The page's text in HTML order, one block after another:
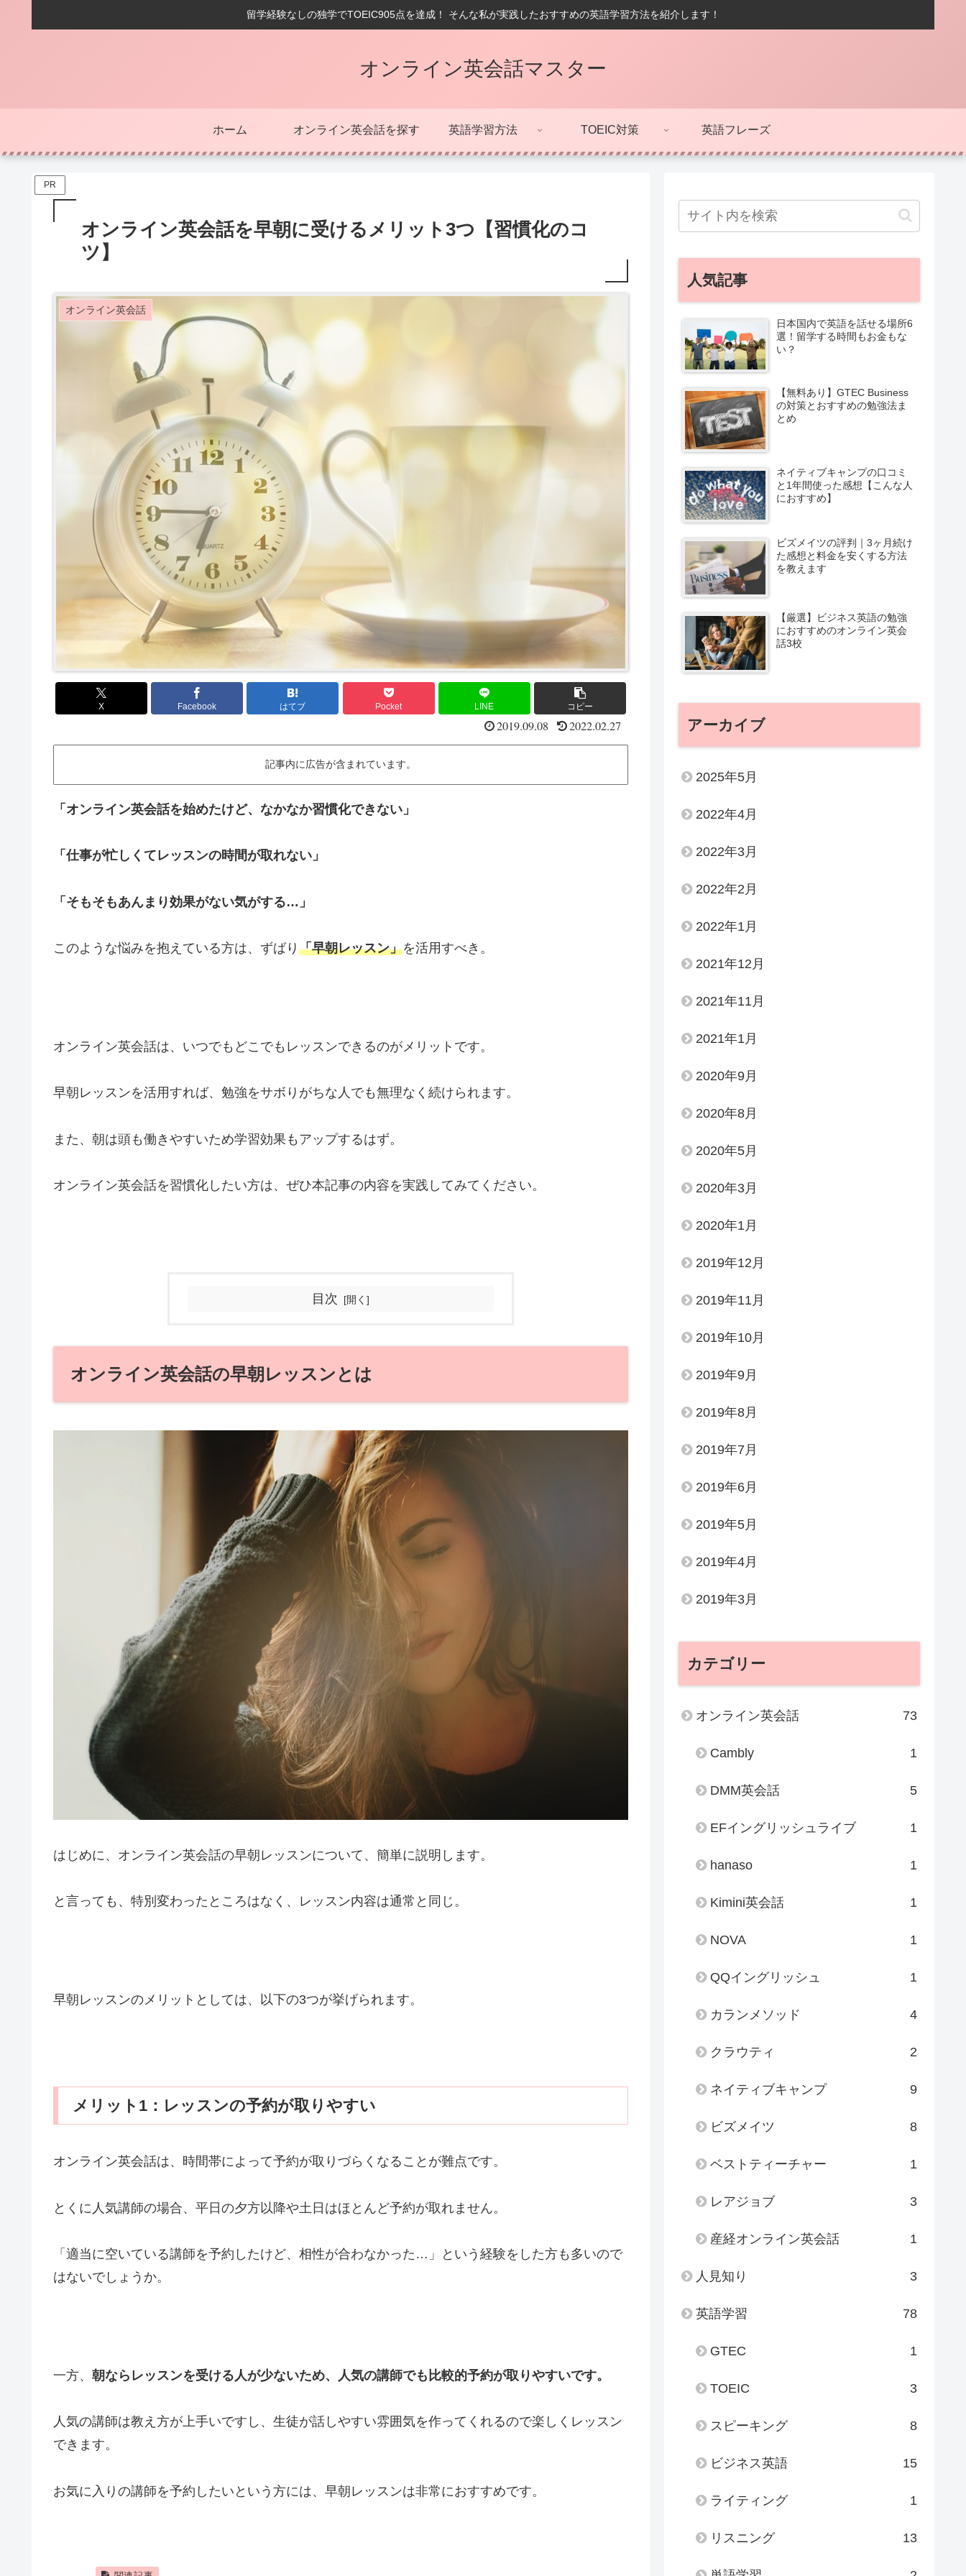
留学経験なしの独学でTOEIC905点を達成！ そんな私が実践したおすすめの英語学習方法を紹介します！
オンライン英会話マスター
ホーム オンライン英会話を探す 英語学習方法 TOEIC対策 英語フレーズ
PR
オンライン英会話を早朝に受けるメリット3つ【習慣化のコ
ツ】
オンライン英会話
X Facebook はてブ Pocket LINE コピー
2019.09.08 2022.02.27
記事内に広告が含まれています。
「オンライン英会話を始めたけど、なかなか習慣化できない」
「仕事が忙しくてレッスンの時間が取れない」
「そもそもあんまり効果がない気がする…」
このような悩みを抱えている方は、ずばり 「早朝レッスン」を活用すべき。
オンライン英会話は、いつでもどこでもレッスンできるのがメリットです。
早朝レッスンを活用すれば、勉強をサボりがちな人でも無理なく続けられます。
また、朝は頭も働きやすいため学習効果もアップするはず。
オンライン英会話を習慣化したい方は、ぜひ本記事の内容を実践してみてください。
目次
オンライン英会話の早朝レッスンとは
はじめに、オンライン英会話の早朝レッスンについて、簡単に説明します。
と言っても、特別変わったところはなく、レッスン内容は通常と同じ。
早朝レッスンのメリットとしては、以下の3つが挙げられます。
メリット1：レッスンの予約が取りやすい
オンライン英会話は、時間帯によって予約が取りづらくなることが難点です。
とくに人気講師の場合、平日の夕方以降や土日はほとんど予約が取れません。
「適当に空いている講師を予約したけど、相性が合わなかった…」という経験をした方も多いので
はないでしょうか。
一方、 朝ならレッスンを受ける人が少ないため、人気の講師でも比較的予約が取りやすいです。
人気の講師は教え方が上手いですし、生徒が話しやすい雰囲気を作ってくれるので楽しくレッスン
できます。
お気に入りの講師を予約したいという方には、早朝レッスンは非常におすすめです。
人気記事
日本国内で英語を話せる場所6
選！留学する時間もお金もな
い？
【無料あり】GTEC Business
の対策とおすすめの勉強法ま
とめ
ネイティブキャンプの口コミ
と1年間使った感想【こんな人
におすすめ】
ビズメイツの評判｜3ヶ月続け
た感想と料金を安くする方法
を教えます
【厳選】ビジネス英語の勉強
におすすめのオンライン英会
話3校
アーカイブ
2025年5月
2022年4月
2022年3月
2022年2月
2022年1月
2021年12月
2021年11月
2021年1月
2020年9月
2020年8月
2020年5月
2020年3月
2020年1月
2019年12月
2019年11月
2019年10月
2019年9月
2019年8月
2019年7月
2019年6月
2019年5月
2019年4月
2019年3月
カテゴリー
オンライン英会話 73
Cambly 1
DMM英会話 5
EFイングリッシュライブ 1
hanaso 1
Kimini英会話 1
NOVA 1
QQイングリッシュ 1
カランメソッド 4
クラウティ 2
ネイティブキャンプ 9
ビズメイツ 8
ベストティーチャー 1
レアジョブ 3
産経オンライン英会話 1
人見知り 3
英語学習 78
GTEC 1
TOEIC 3
スピーキング 8
ビジネス英語 15
ライティング 1
リスニング 13